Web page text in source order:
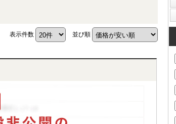
表示件数 並び順